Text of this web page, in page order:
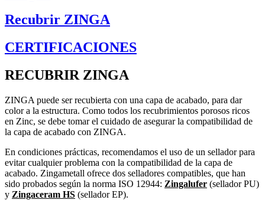
Recubrir ZINGA
CERTIFICACIONES
RECUBRIR ZINGA
ZINGA puede ser recubierta con una capa de acabado, para dar
color a la estructura. Como todos los recubrimientos porosos ricos
en Zinc, se debe tomar el cuidado de asegurar la compatibilidad de
la capa de acabado con ZINGA.
En condiciones prácticas, recomendamos el uso de un sellador para
evitar cualquier problema con la compatibilidad de la capa de
acabado. Zingametall ofrece dos selladores compatibles, que han
sido probados según la norma ISO 12944: Zingalufer (sellador PU)
y Zingaceram HS (sellador EP).